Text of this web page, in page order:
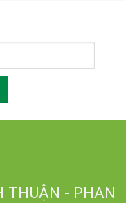
THUẬN - PHAN